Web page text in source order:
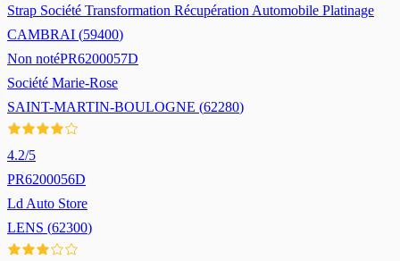
Strap Société Transformation Récupération Automobile Platinage
CAMBRAI (59400)
Non notéPR6200057D
Société Marie-Rose
SAINT-MARTIN-BOULOGNE (62280)
4.2/5
PR6200056D
Ld Auto Store
LENS (62300)